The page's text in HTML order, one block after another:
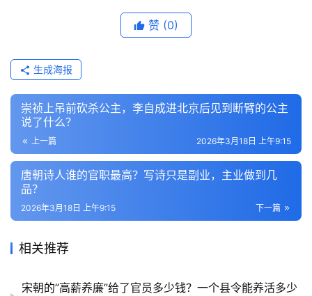
赞 (0)
生成海报
崇祯上吊前砍杀公主，李自成进北京后见到断臂的公主
说了什么？
上一篇 2026年3月18日 上午9:15
唐朝诗人谁的官职最高？写诗只是副业，主业做到几
品？
下一篇
2026年3月18日 上午9:15
相关推荐
宋朝的”高薪养廉”给了官员多少钱？一个县令能养活多少